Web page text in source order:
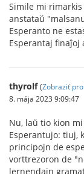
Simile mi
anstataŭ
Esperanto ne
Esperantaj finaĵoj
thyrolf (Zobraziť
8. mája 2023 9:09:47
Nu, laŭ tio kion
Esperantujo: tiuj,
principojn de
vorttrezoron de
lernendajn